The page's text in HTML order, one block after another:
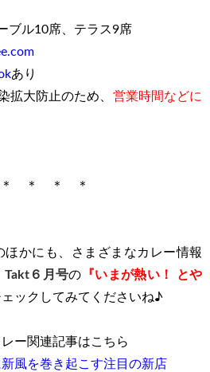
ブル10席、テラス9席
あり
拡大防止のため、 営業時間などに
＊ ＊ ＊
かにも、さまざまなカレー情報
Takt６ 月号の 『いまが熱い！ とや
ックしてみてくださいね♪
ー関連記事はこちら
風を巻き起こす注目の新店